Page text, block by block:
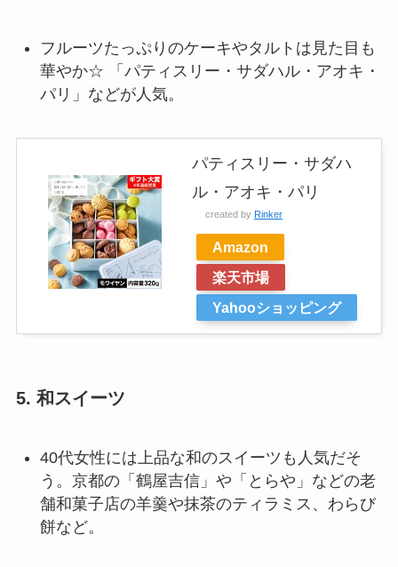
フルーツたっぷりのケーキやタルトは見た目も
華やか☆ 「パティスリー・サダハル・アオキ・
パリ」などが人気。
パティスリー・サダハ
ル・アオキ・パリ
created by Rinker
Amazon
楽天市場
Yahooショッピング
5. 和スイーツ
40代女性には上品な和のスイーツも人気だそ
う。京都の「鶴屋吉信」や「とらや」などの老
舗和菓子店の羊羹や抹茶のティラミス、わらび
餅など。